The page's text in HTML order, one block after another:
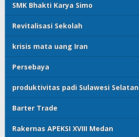
SMK Bhakti Karya Simo
Revitalisasi Sekolah
krisis mata uang Iran
Persebaya
produktivitas padi Sulawesi Selatan
Barter Trade
Rakernas APEKSI XVIII Medan